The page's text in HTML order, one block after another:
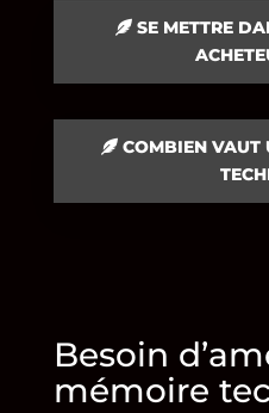
SE METTRE
COMBIEN VAUT
Besoin
mémoire